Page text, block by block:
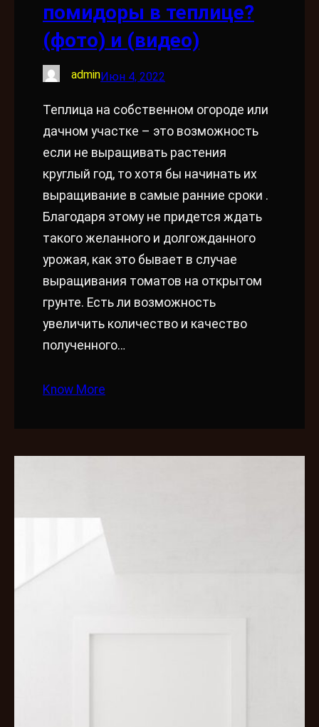
помидоры в теплице?
(фото) и (видео)
adminИюн 4, 2022
Теплица на собственном огороде или
дачном участке – это возможность
если не выращивать растения
круглый год, то хотя бы начинать их
выращивание в самые ранние сроки .
Благодаря этому не придется ждать
такого желанного и долгожданного
урожая, как это бывает в случае
выращивания томатов на открытом
грунте. Есть ли возможность
увеличить количество и качество
полученного…
Know More